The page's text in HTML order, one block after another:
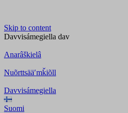
Skip to content
Davvisámegiella dav
Anarâškielâ
Nuõrttsääʹmǩiõll
Davvisámegiella
Suomi